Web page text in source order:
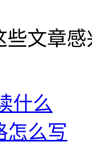
些文章感
什么
怎么写